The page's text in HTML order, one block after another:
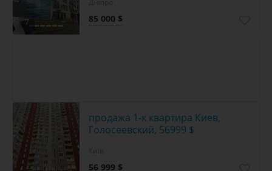
7 85 000 $
продажа 1-к квартира Киев,
Голосеевский, 56999 $
56 999 $